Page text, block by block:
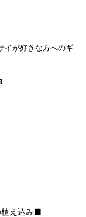
イが好きな方へのギ
植え込み■